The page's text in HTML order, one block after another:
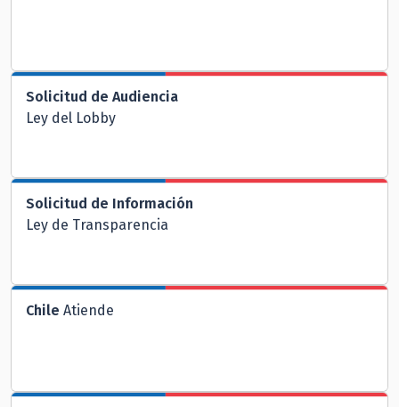
Solicitud de Audiencia
Ley del Lobby
Solicitud de Información
Ley de Transparencia
Chile Atiende